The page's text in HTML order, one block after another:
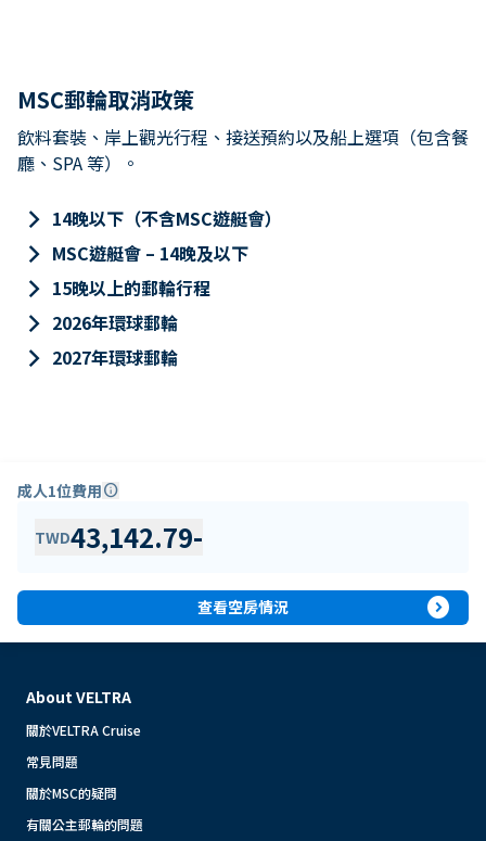
MSC郵輪取消政策
飲料套裝、岸上觀光行程、接送預約以及船上選項（包含餐
廳、SPA 等）。
keyboard_arrow_right 14晚以下（不含MSC遊艇會）
keyboard_arrow_right MSC遊艇會 – 14晚及以下
keyboard_arrow_right 15晚以上的郵輪行程
keyboard_arrow_right 2026年環球郵輪
keyboard_arrow_right 2027年環球郵輪
成人1位費用info
TWD43,142.79-
查看空房情況 expand_circle_right
About VELTRA
關於VELTRA Cruise
常見問題
關於MSC的疑問
有關公主郵輪的問題